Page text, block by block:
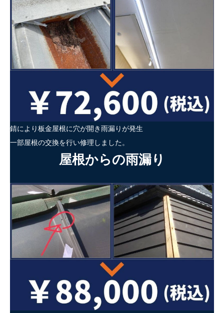
錆により板金屋根に穴が開き雨漏りが発生
一部屋根の交換を行い修理しました。
屋根からの雨漏り